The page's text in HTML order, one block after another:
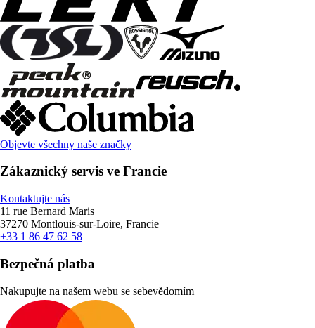
Objevte všechny naše značky
Zákaznický servis ve Francie
Kontaktujte nás
11 rue Bernard Maris
37270 Montlouis-sur-Loire, Francie
+33 1 86 47 62 58
Bezpečná platba
Nakupujte na našem webu se sebevědomím